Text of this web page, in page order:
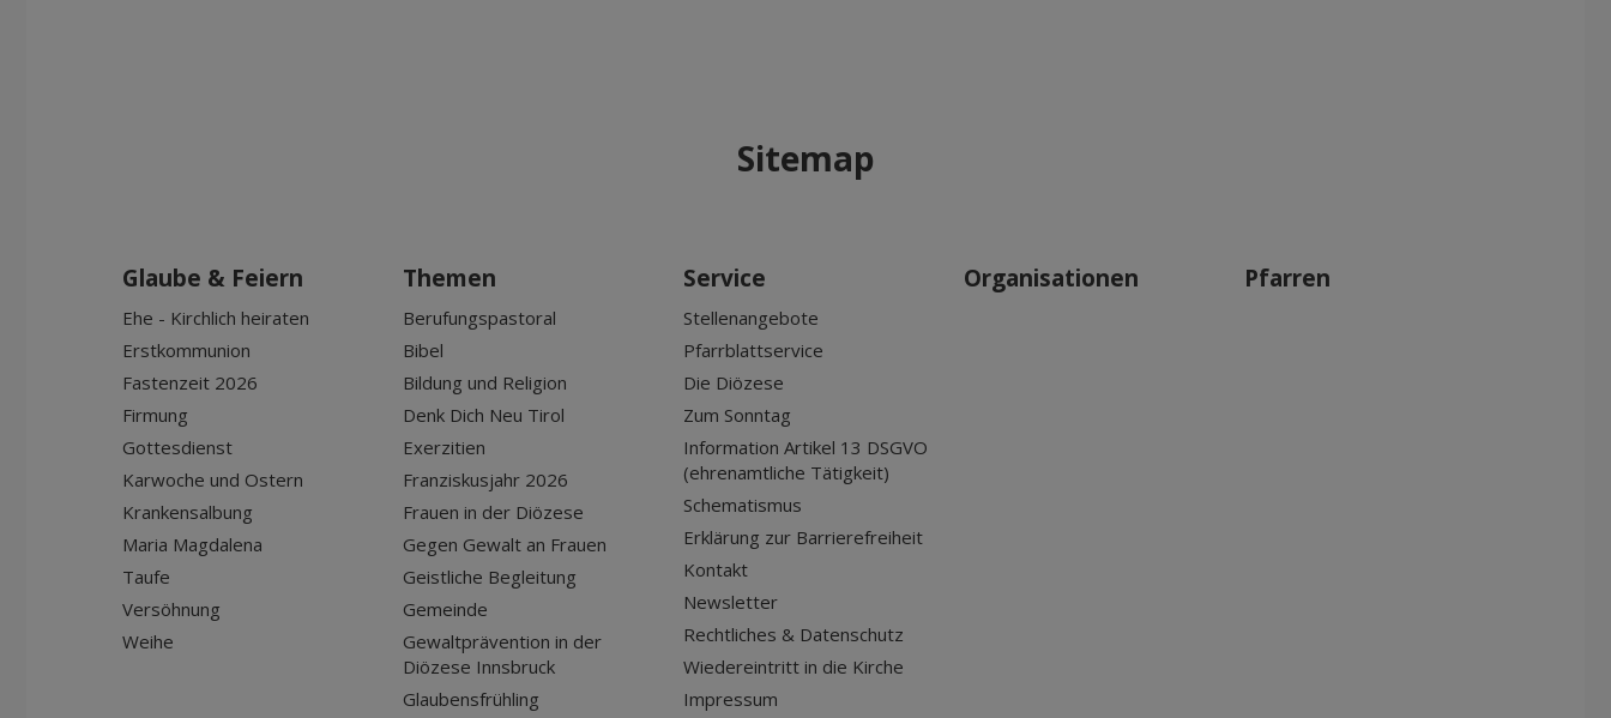
Sitemap
Glaube & Feiern
Ehe - Kirchlich heiraten
Erstkommunion
Fastenzeit 2026
Firmung
Gottesdienst
Karwoche und Ostern
Krankensalbung
Maria Magdalena
Taufe
Versöhnung
Weihe
Themen
Berufungspastoral
Bibel
Bildung und Religion
Denk Dich Neu Tirol
Exerzitien
Franziskusjahr 2026
Frauen in der Diözese
Gegen Gewalt an Frauen
Geistliche Begleitung
Gemeinde
Gewaltprävention in der
Diözese Innsbruck
Glaubensfrühling
Service
Stellenangebote
Pfarrblattservice
Die Diözese
Zum Sonntag
Information Artikel 13 DSGVO
(ehrenamtliche Tätigkeit)
Schematismus
Erklärung zur Barrierefreiheit
Kontakt
Newsletter
Rechtliches & Datenschutz
Wiedereintritt in die Kirche
Impressum
Organisationen Pfarren